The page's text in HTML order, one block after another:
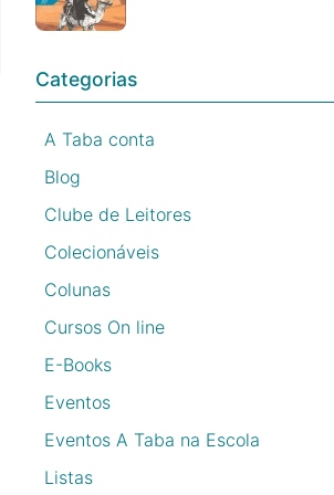
Categorias
A Taba conta
Blog
Clube de Leitores
Colecionáveis
Colunas
Cursos On line
E-Books
Eventos
Eventos A Taba na Escola
Listas